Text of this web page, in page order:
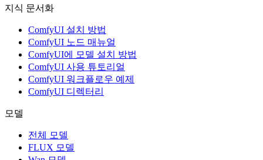
지식 문서화
ComfyUI 설치 방법
ComfyUI 노드 매뉴얼
ComfyUI에 모델 설치 방법
ComfyUI 사용 튜토리얼
ComfyUI 워크플로우 예제
ComfyUI 디렉터리
모델
전체 모델
FLUX 모델